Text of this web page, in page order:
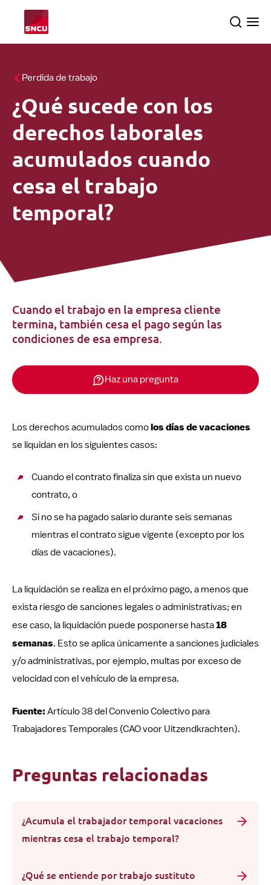
Vuelve
pagina
Search
Temas
Inspecciones
Sobre nosotros
Español
Perdida de trabajo
¿Qué sucede con los
derechos laborales
acumulados cuando
cesa el trabajo
temporal?
Cuando el trabajo en la empresa cliente
termina, también cesa el pago según las
condiciones de esa empresa.
Haz una pregunta
Los derechos acumulados comolos días de vacaciones
se liquidan en los siguientes casos:
Cuando el contrato finaliza sin que exista un nuevo
contrato, o
Si no se ha pagado salario durante seis semanas
mientras el contrato sigue vigente (excepto por los
días de vacaciones).
La liquidación se realiza en el próximo pago, a menos que
exista riesgo de sanciones legales o administrativas; en
ese caso, la liquidación puede posponerse hasta18
semanas. Esto se aplica únicamente a sanciones judiciales
y/o administrativas, por ejemplo, multas por exceso de
velocidad con el vehículo de la empresa.
Fuente: Artículo 38 del Convenio Colectivo para
Trabajadores Temporales (CAO voor Uitzendkrachten).
Preguntas relacionadas
¿Acumula el trabajador temporal vacaciones
mientras cesa el trabajo temporal?
¿Qué se entiende por trabajo sustituto